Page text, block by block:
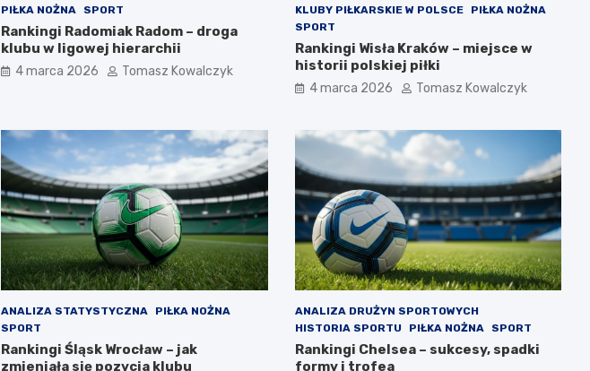
PIŁKA NOŻNA
SPORT
Rankingi Radomiak Radom – droga
klubu w ligowej hierarchii
4 marca 2026 Tomasz Kowalczyk
KLUBY PIŁKARSKIE W POLSCE
PIŁKA NOŻNA
SPORT
Rankingi Wisła Kraków – miejsce w
historii polskiej piłki
4 marca 2026 Tomasz Kowalczyk
ANALIZA STATYSTYCZNA
PIŁKA NOŻNA
SPORT
Rankingi Śląsk Wrocław – jak
zmieniała się pozycja klubu
ANALIZA DRUŻYN SPORTOWYCH
HISTORIA SPORTU
PIŁKA NOŻNA SPORT
Rankingi Chelsea – sukcesy, spadki
formy i trofea